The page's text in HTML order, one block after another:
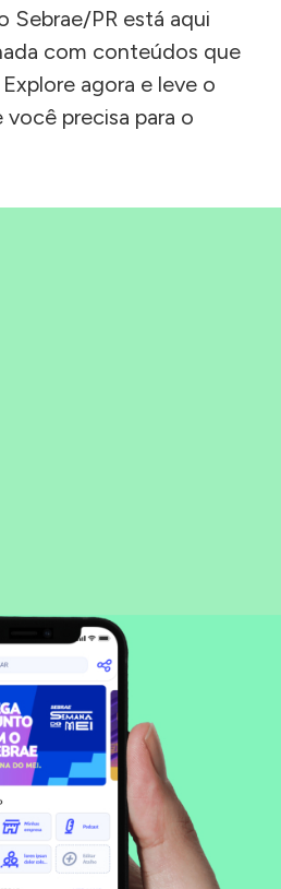
Sebrae/PR está aqui
com conteúdos que
agora e leve o
precisa para o